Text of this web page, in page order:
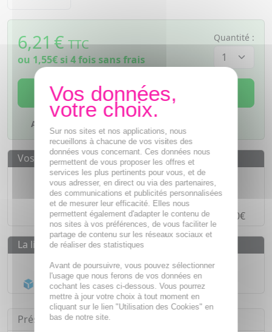
6,21€ TTC
ou 1,55€si 4 fois sans frais
Quantité :
AJOUTER AU PANIER
Ajouter à mes favoris
Vos avantages
Des prix IMBATTABLES
Paiement en ligneSÉCURISÉ
Paiement en4 fois sans fraisà partir de 30€
La livraison
Livraison gratuite dès 55€
Acheminement Chronopost en 24h*
Présentation
Sur nos sites et nos applications, nous
recueillons à chacune de vos visites des
données vous concernant. Ces données nous
permettent de vous proposer les offres et
services les plus pertinents pour vous, et de
vous adresser, en direct ou via des partenaires,
des communications et publicités personnalisées
et de mesurer leur efficacité. Elles nous
permettent également d'adapter le contenu de
nos sites à vos préférences, de vous faciliter le
partage de contenu sur les réseaux sociaux et
de réaliser des statistiques
Avant de poursuivre, vous pouvez sélectionner
l'usage que nous ferons de vos données en
cochant les cases ci-dessous. Vous pourrez
mettre à jour votre choix à tout moment en
cliquant sur le lien "Utilisation des Cookies" en
bas de notre site.